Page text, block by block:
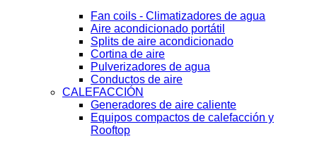
Fan coils - Climatizadores de agua
Aire acondicionado portátil
Splits de aire acondicionado
Cortina de aire
Pulverizadores de agua
Conductos de aire
CALEFACCIÓN
Generadores de aire caliente
Equipos compactos de calefacción y
Rooftop